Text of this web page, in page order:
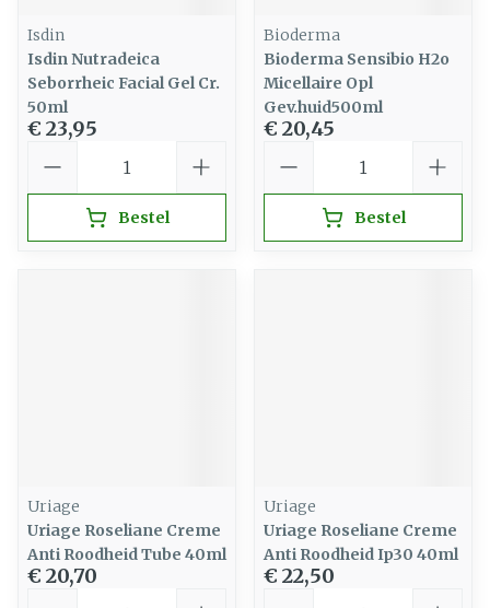
Isdin
Isdin Nutradeica
Seborrheic Facial Gel Cr.
50ml
€ 23,95
Bestel
Bioderma
Bioderma Sensibio H2o
Micellaire Opl
Gev.huid500ml
€ 20,45
Bestel
Uriage
Uriage Roseliane Creme
Anti Roodheid Tube 40ml
€ 20,70
Uriage
Uriage Roseliane Creme
Anti Roodheid Ip30 40ml
€ 22,50